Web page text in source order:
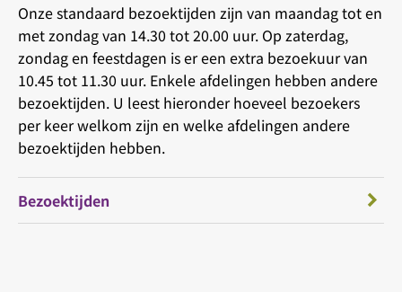
Onze standaard bezoektijden zijn van maandag tot en
met zondag van 14.30 tot 20.00 uur. Op zaterdag,
zondag en feestdagen is er een extra bezoekuur van
10.45 tot 11.30 uur. Enkele afdelingen hebben andere
bezoektijden. U leest hieronder hoeveel bezoekers
per keer welkom zijn en welke afdelingen andere
bezoektijden hebben.
Bezoektijden